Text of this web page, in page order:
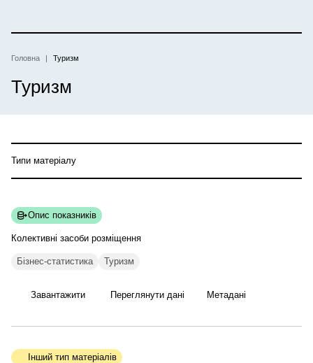
основного
Рядок
навіґації
Головна Туризм
Туризм
Типи матеріалу
Опис показників
Колективні засоби розміщення
Бізнес-статистика Туризм
Завантажити Переглянути дані Метадані
Інший тип матеріалів